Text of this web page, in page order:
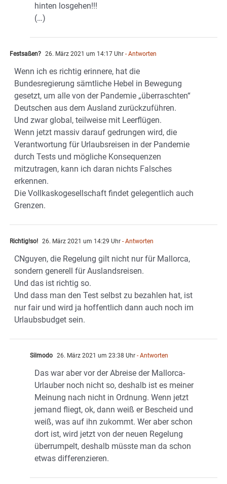
hinten losgehen!!!
(…)
Festsaßen? 26. März 2021 um 14:17 Uhr - Antworten
Wenn ich es richtig erinnere, hat die
Bundesregierung sämtliche Hebel in Bewegung
gesetzt, um alle von der Pandemie „überraschten“
Deutschen aus dem Ausland zurückzuführen.
Und zwar global, teilweise mit Leerflügen.
Wenn jetzt massiv darauf gedrungen wird, die
Verantwortung für Urlaubsreisen in der Pandemie
durch Tests und mögliche Konsequenzen
mitzutragen, kann ich daran nichts Falsches
erkennen.
Die Vollkaskogesellschaft findet gelegentlich auch
Grenzen.
Richtig!so! 26. März 2021 um 14:29 Uhr - Antworten
CNguyen, die Regelung gilt nicht nur für Mallorca,
sondern generell für Auslandsreisen.
Und das ist richtig so.
Und dass man den Test selbst zu bezahlen hat, ist
nur fair und wird ja hoffentlich dann auch noch im
Urlaubsbudget sein.
Silmodo 26. März 2021 um 23:38 Uhr - Antworten
Das war aber vor der Abreise der Mallorca-
Urlauber noch nicht so, deshalb ist es meiner
Meinung nach nicht in Ordnung. Wenn jetzt
jemand fliegt, ok, dann weiß er Bescheid und
weiß, was auf ihn zukommt. Wer aber schon
dort ist, wird jetzt von der neuen Regelung
überrumpelt, deshalb müsste man da schon
etwas differenzieren.